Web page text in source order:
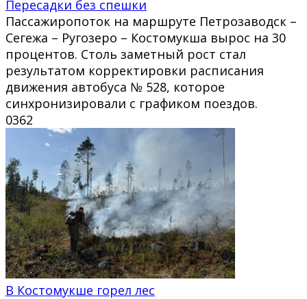
Пересадки без спешки
Пассажиропоток на маршруте Петрозаводск –
Сегежа – Ругозеро – Костомукша вырос на 30
процентов. Столь заметный рост стал
результатом корректировки расписания
движения автобуса № 528, которое
синхронизировали с графиком поездов.
0362
В Костомукше горел лес